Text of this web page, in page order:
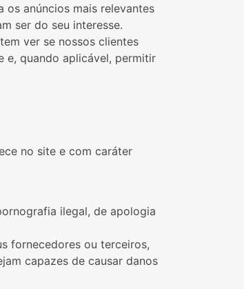
anúncios mais relevantes
ser do seu interesse.
ver se nossos clientes
e, quando aplicável, permitir
no site e com caráter
ilegal, de apologia
fornecedores ou terceiros,
capazes de causar danos